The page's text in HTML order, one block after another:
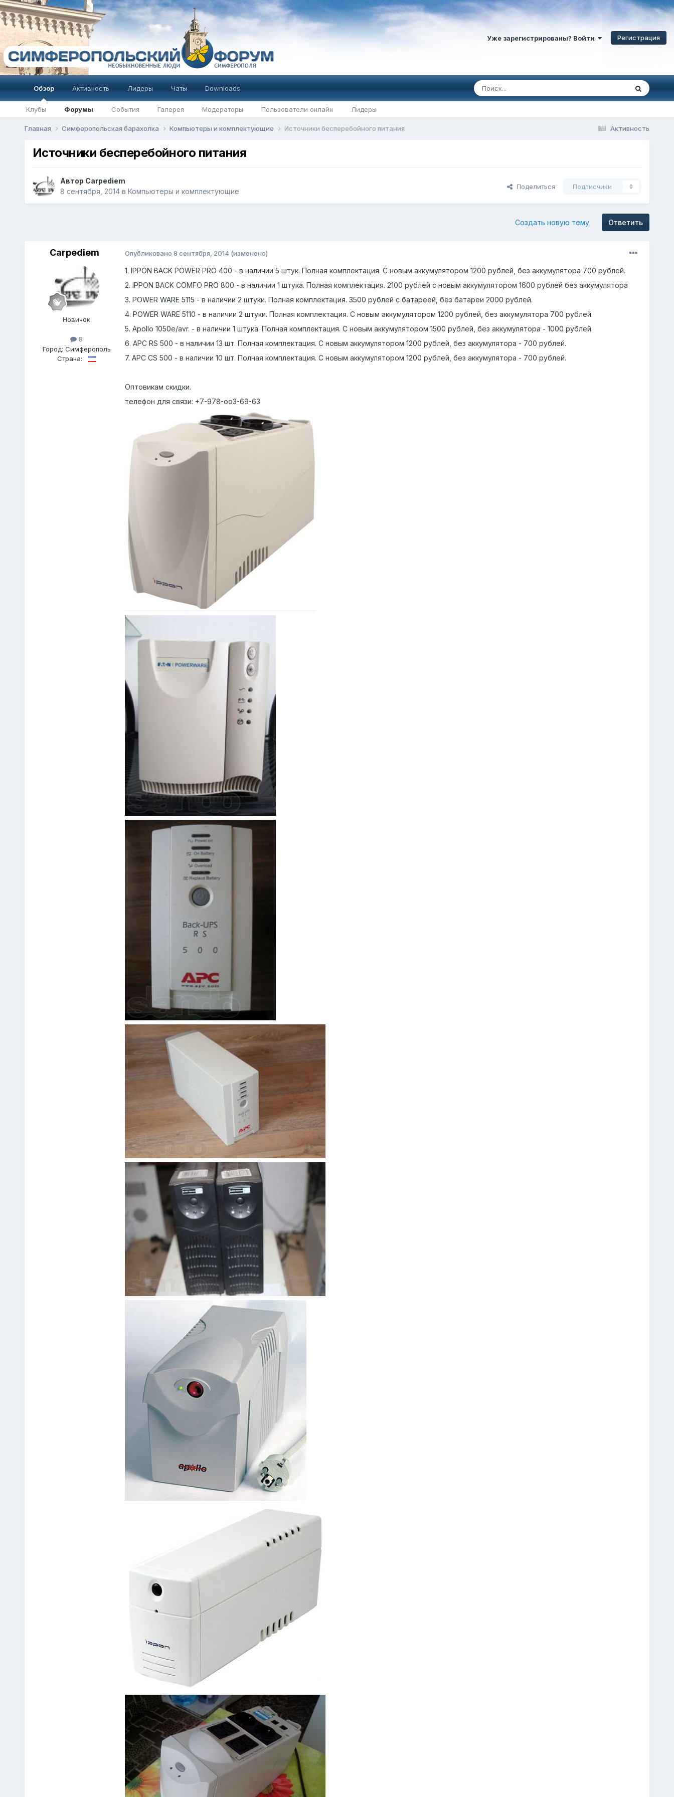
Уже зарегистрированы? Войти Регистрация
Обзор
Клубы Форумы События Галерея Модераторы Пользователи онлайн Лидеры
Активность Лидеры Чаты Downloads
Активность
Главная Симферопольская барахолка Компьютеры и комплектующие Источники бесперебойного питания
Источники бесперебойного питания
Автор Carpediem
8 сентября, 2014в Компьютеры и комплектующие
Поделиться Подписчики 0
Ответить
Создать новую тему
Carpediem
Новичок
8
Город: Симферополь
Страна:
Опубликовано 8 сентября, 2014 (изменено)
1. IPPON BACK POWER PRO 400 - в наличии 5 штук. Полная комплектация. С новым аккумулятором 1200 рублей, без аккумулятора 700 рублей.
2. IPPON BACK COMFO PRO 800 - в наличии 1 штука. Полная комплектация. 2100 рублей с новым аккумулятором 1600 рублей без аккумулятора
3. POWER WARE 5115 - в наличии 2 штуки. Полная комплектация. 3500 рублей с батареей, без батареи 2000 рублей.
4. POWER WARE 5110 - в наличии 2 штуки. Полная комплектация. C новым аккумулятором 1200 рублей, без аккумулятора 700 рублей.
5. Apollo 1050e/avr. - в наличии 1 штука. Полная комплектация. С новым аккумулятором 1500 рублей, без аккумулятора - 1000 рублей.
6. APC RS 500 - в наличии 13 шт. Полная комплектация. С новым аккумулятором 1200 рублей, без аккумулятора - 700 рублей.
7. APC СS 500 - в наличии 10 шт. Полная комплектация. С новым аккумулятором 1200 рублей, без аккумулятора - 700 рублей.
Оптовикам скидки.
телефон для связи: +7-978-оо3-69-63